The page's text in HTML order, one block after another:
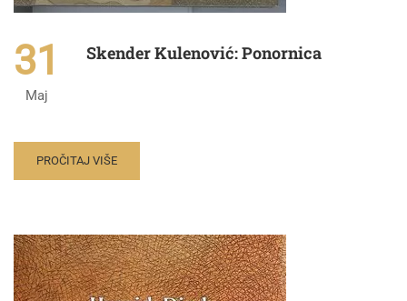
31
Maj
Skender Kulenović: Ponornica
PROČITAJ VIŠE